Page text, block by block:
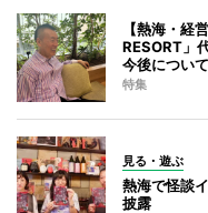
【熱海・経
RESORT」
今後につい
特集
見る・遊ぶ
熱海で怪談
披露